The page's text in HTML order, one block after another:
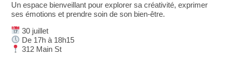
Un espace bienveillant pour explorer sa créativité, exprimer
ses émotions et prendre soin de son bien-être.
30 juillet
De 17h à 18h15
312 Main St